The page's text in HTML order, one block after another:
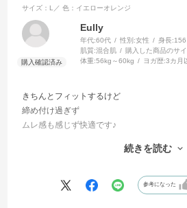
サイズ：L／ 色：イエローオレンジ
Eully
年代:60代 性別:女性 身長:
肌質:混合肌 購入した商品のサ
体重:56kg～60kg ヨガ歴:3カ月
きちんとフィットするけど
締め付け過ぎず
ムレ感も感じず快適です♪
明るい色なので太く見えるかも・・・と思
続きを読む
参考になった